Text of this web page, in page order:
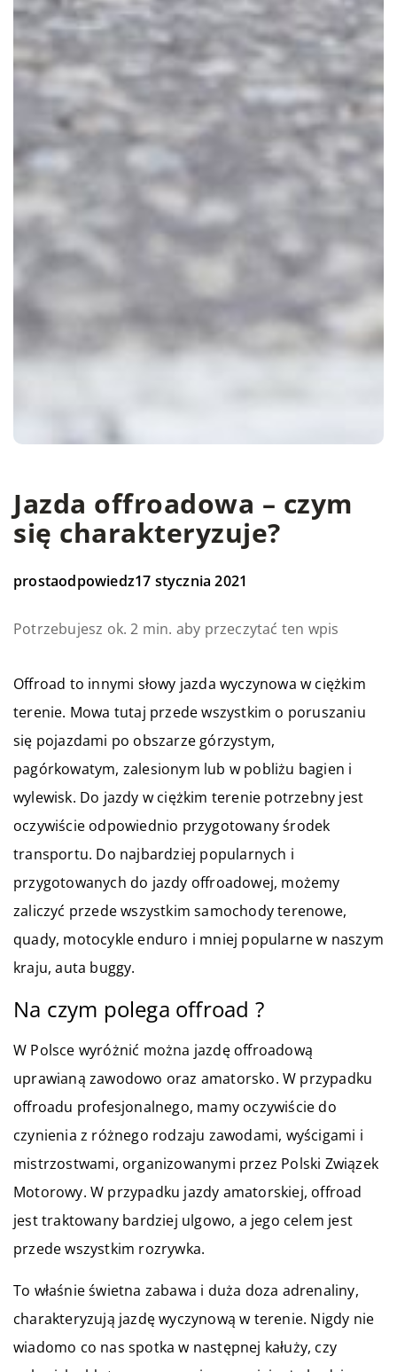
Jazda offroadowa – czym
się charakteryzuje?
prostaodpowiedz17 stycznia 2021
Potrzebujesz ok. 2 min. aby przeczytać ten wpis
Offroad to innymi słowy jazda wyczynowa w ciężkim
terenie. Mowa tutaj przede wszystkim o poruszaniu
się pojazdami po obszarze górzystym,
pagórkowatym, zalesionym lub w pobliżu bagien i
wylewisk. Do jazdy w ciężkim terenie potrzebny jest
oczywiście odpowiednio przygotowany środek
transportu. Do najbardziej popularnych i
przygotowanych do jazdy offroadowej, możemy
zaliczyć przede wszystkim samochody terenowe,
quady, motocykle enduro i mniej popularne w naszym
kraju, auta buggy.
Na czym polega offroad ?
W Polsce wyróżnić można jazdę offroadową
uprawianą zawodowo oraz amatorsko. W przypadku
offroadu profesjonalnego, mamy oczywiście do
czynienia z różnego rodzaju zawodami, wyścigami i
mistrzostwami, organizowanymi przez Polski Związek
Motorowy. W przypadku jazdy amatorskiej, offroad
jest traktowany bardziej ulgowo, a jego celem jest
przede wszystkim rozrywka.
To właśnie świetna zabawa i duża doza adrenaliny,
charakteryzują jazdę wyczynową w terenie. Nigdy nie
wiadomo co nas spotka w następnej kałuży, czy